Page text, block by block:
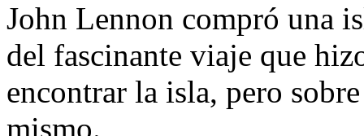
John Lennon compró una
del fascinante viaje que
encontrar la isla, pero
mismo.